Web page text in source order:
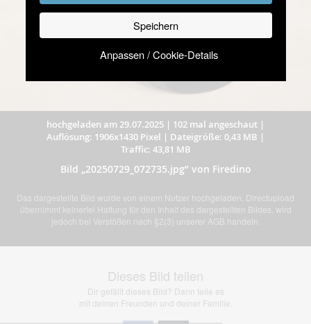
Speichern
Anpassen / Cookie-Details
hochgeladen am 29.07.2025 | 102 mal angeschaut |
Auflösung: 1906x1430 Pixel | Dateigröße: 0,43 MB |
Traffic: 43,81 MB
Bild „20250729_072735.jpg” von Firedino
Das dargestellte Bild wurde von einem Nutzer hochgeladen. Directupload
übernimmt keinerlei Haftung für den Inhalt des dargestellten Bildes, wird
jedoch bei Verstößen nach §2(3) unserer AGB handeln.
Dieses Bild teilen
Dir gefällt dieses Bild? Dann teile es
mit deinen Freunden und deiner Familie.